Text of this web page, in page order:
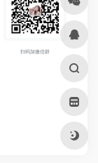
扫码加微信群